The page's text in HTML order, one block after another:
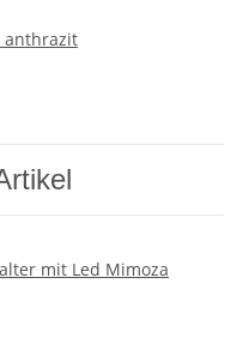
anthrazit